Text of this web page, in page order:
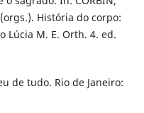
(orgs.). História do corpo:
Lúcia M. E. Orth. 4. ed.
de tudo. Rio de Janeiro: